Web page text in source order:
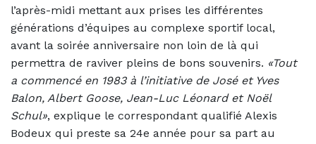
l’après-midi mettant aux prises les différentes
générations d’équipes au complexe sportif local,
avant la soirée anniversaire non loin de là qui
permettra de raviver pleins de bons souvenirs. «Tout
a commencé en 1983 à l’initiative de José et Yves
Balon, Albert Goose, Jean-Luc Léonard et Noël
Schul», explique le correspondant qualifié Alexis
Bodeux qui preste sa 24e année pour sa part au